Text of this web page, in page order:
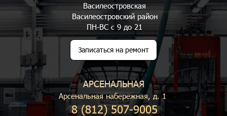
Василеостровская
Василеостровский район
ПН-ВС с 9 до 21
Записаться на ремонт
АРСЕНАЛЬНАЯ
Арсенальная набережная, д. 1
8 (812) 507-9005